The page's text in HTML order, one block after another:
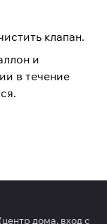
клапан.
и
в течение
дома, вход с